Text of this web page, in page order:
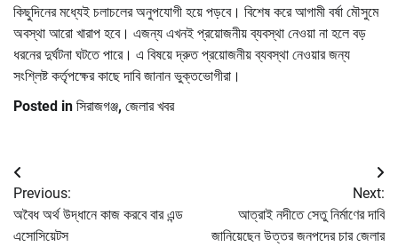
কিছুদিনের মধ্যেই চলাচলের অনুপযোগী হয়ে পড়বে। বিশেষ করে আগামী বর্ষা মৌসুমে
অবস্থা আরো খারাপ হবে। এজন্য এখনই প্রয়োজনীয় ব্যবস্থা নেওয়া না হলে বড়
ধরনের দুর্ঘটনা ঘটতে পারে। এ বিষয়ে দ্রুত প্রয়োজনীয় ব্যবস্থা নেওয়ার জন্য
সংশ্লিষ্ট কর্তৃপক্ষের কাছে দাবি জানান ভুক্তভোগীরা।
Posted in সিরাজগঞ্জ, জেলার খবর
Post
navigation
Previous:
অবৈধ অর্থ উদ্ধানে কাজ করবে বার এন্ড
এসোসিয়েটস
Next:
আত্রাই নদীতে সেতু নির্মাণের দাবি
জানিয়েছেন উত্তর জনপদের চার জেলার